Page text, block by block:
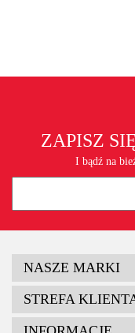
ZAPISZ
I bądź na
NASZE MARKI
STREFA